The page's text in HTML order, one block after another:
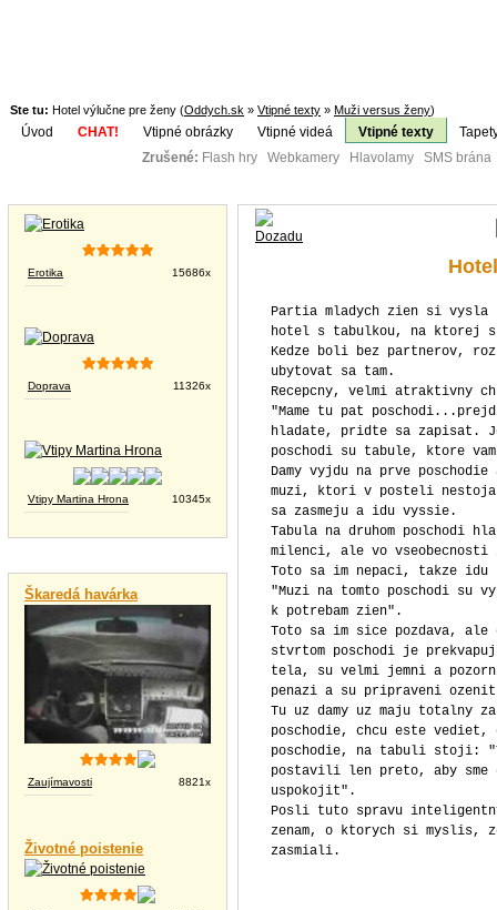
Ste tu: Hotel výlučne pre ženy (Oddych.sk » Vtipné texty » Muži versus ženy)
Úvod CHAT! Vtipné obrázky Vtipné videá Vtipné texty
Zrušené: Flash hry Webkamery Hlavolamy SMS
Erotika 15686x
Doprava 11326x
Vtipy Martina Hrona 10345x
Škaredá havárka
Zaujímavosti 8821x
Životné poistenie
Partia mladych zien si vysla
hotel s tabulkou, na ktorej
Kedze boli bez partnerov,
ubytovat sa tam.
Recepcny, velmi atraktivny
"Mame tu pat
hladate, pridte sa zapisat.
poschodi su tabule, ktore
Damy vyjdu na prve
muzi, ktori v posteli
sa zasmeju a idu vyssie.
Tabula na druhom poschodi
milenci, ale vo vseobecnosti
Toto sa im nepaci, takze
"Muzi na tomto poschodi
k potrebam zien".
Toto sa im sice pozdava, ale
stvrtom poschodi je
tela, su velmi jemni a
penazi a su pripraveni
Tu uz damy uz maju totalny
poschodie, chcu este vediet,
poschodie, na tabuli stoji:
postavili len preto, aby sme
uspokojit".
Posli tuto spravu
zenam, o ktorych si myslis,
zasmiali.